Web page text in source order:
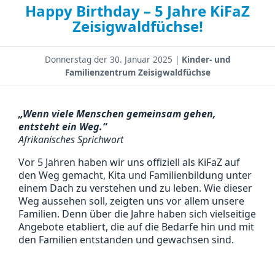
Happy Birthday – 5 Jahre KiFaZ
Zeisigwaldfüchse!
Donnerstag der 30. Januar 2025 | Kinder- und
Familienzentrum Zeisigwaldfüchse
„Wenn viele Menschen gemeinsam gehen,
entsteht ein Weg.“
Afrikanisches Sprichwort
Vor 5 Jahren haben wir uns offiziell als KiFaZ auf
den Weg gemacht, Kita und Familienbildung unter
einem Dach zu verstehen und zu leben. Wie dieser
Weg aussehen soll, zeigten uns vor allem unsere
Familien. Denn über die Jahre haben sich vielseitige
Angebote etabliert, die auf die Bedarfe hin und mit
den Familien entstanden und gewachsen sind.